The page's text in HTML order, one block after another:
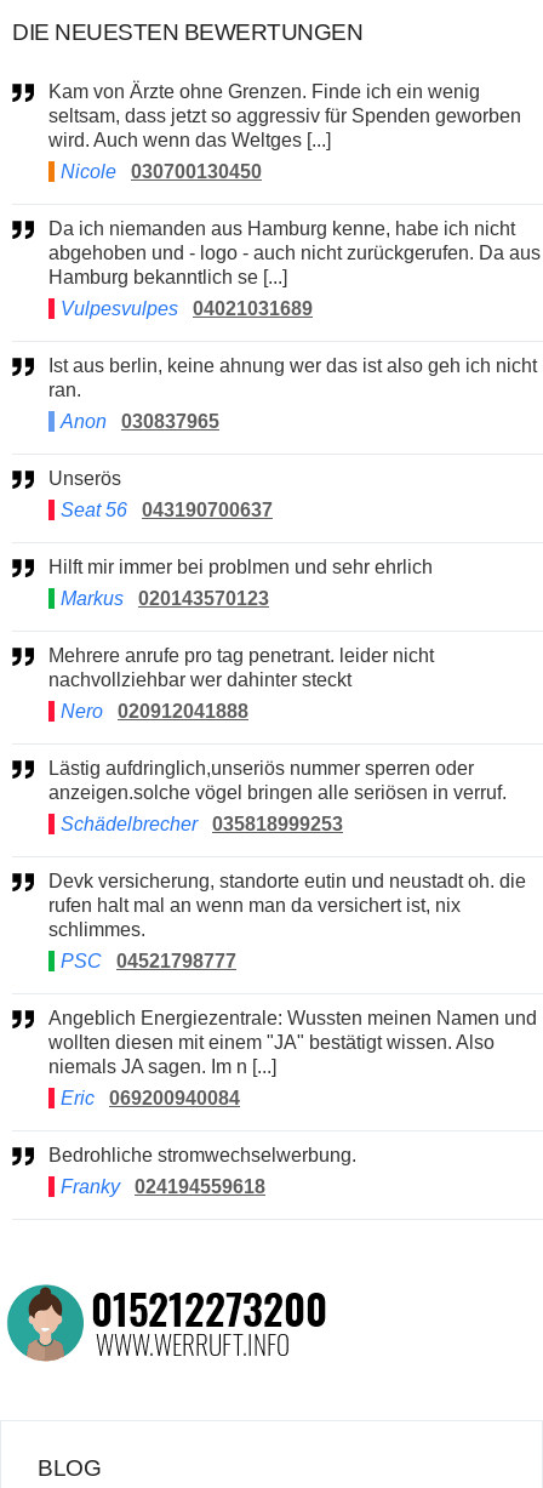
DIE NEUESTEN BEWERTUNGEN
Kam von Ärzte ohne Grenzen. Finde ich ein wenig
seltsam, dass jetzt so aggressiv für Spenden geworben
wird. Auch wenn das Weltges [...]
Nicole
030700130450
Da ich niemanden aus Hamburg kenne, habe ich nicht
abgehoben und - logo - auch nicht zurückgerufen. Da aus
Hamburg bekanntlich se [...]
Vulpesvulpes
04021031689
ran.
Anon
030837965
Unserös
Seat 56
043190700637
Hilft mir immer bei problmen und sehr ehrlich
Markus
020143570123
Mehrere anrufe pro tag penetrant. leider nicht
nachvollziehbar wer dahinter steckt
Nero
020912041888
Lästig aufdringlich,unseriös nummer sperren oder
anzeigen.solche vögel bringen alle seriösen in verruf.
Schädelbrecher
035818999253
Devk versicherung, standorte eutin und neustadt oh. die
rufen halt mal an wenn man da versichert ist, nix
schlimmes.
PSC
04521798777
Angeblich Energiezentrale: Wussten meinen Namen und
wollten diesen mit einem "JA" bestätigt wissen. Also
niemals JA sagen. Im n [...]
Eric
069200940084
Bedrohliche stromwechselwerbung.
Franky
024194559618
BLOG